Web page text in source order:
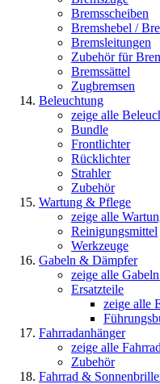
Bremsscheiben
Bremshebel /
Bremsleitungen
Zubehör für
Bremssättel
Zugbremsen
Beleuchtung
zeige alle
Bundle
Frontlichter
Rücklichter
Strahler
Zubehör
Wartung & Pflege
zeige alle
Reinigungsmittel
Werkzeuge
Gabeln & Dämpfer
zeige alle
Ersatzteile
zeige alle
Fahrradanhänger
zeige alle
Zubehör
Fahrrad &